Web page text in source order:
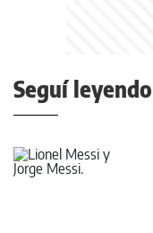
Seguí leyendo